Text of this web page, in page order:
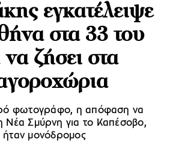
εγκατέλειψε
στα 33 του
να ζήσει στα
φωτογράφο, η απόφαση να
Νέα Σμύρνη για το Καπέσοβο,
ήταν μονόδρομος